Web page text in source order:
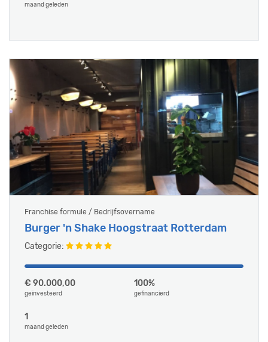
maand geleden
Franchise formule / Bedrijfsovername
Burger 'n Shake Hoogstraat Rotterdam
Categorie:
€ 90.000,00
geïnvesteerd
100%
gefinancierd
1
maand geleden